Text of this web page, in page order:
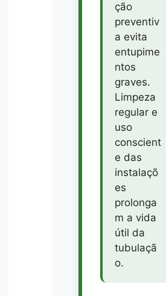
ção
preventiv
a evita
entupime
ntos
graves.
Limpeza
regular e
uso
conscient
e das
instalaçõ
es
prolonga
m a vida
útil da
tubulaçã
o.